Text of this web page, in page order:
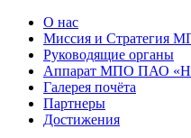
О нас
Миссия и Стратегия
Руководящие органы
Аппарат МПО ПАО
Галерея почёта
Партнеры
Достижения